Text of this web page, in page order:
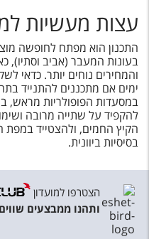
עצות מעשיות
התכנון הוא מפתח לחופשה
בעונות המעבר (אביב וסתיו),
והמחירים נוחים יותר. כדאי
ימים אם מתכננים להתנייד
במסעדות הפופולריות מראש,
להקפיד על שתייה מרובה
הקיץ החמים, ולהצטייד במפת
בסיסיות ביוונית.
הצטרפו למועדון
ותהנו ממבצעים